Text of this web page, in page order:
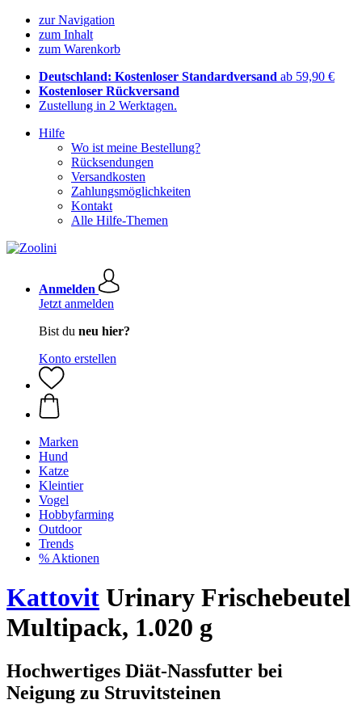
zur Navigation
zum Inhalt
zum Warenkorb
Deutschland: Kostenloser Standardversand ab 59,90 €
Kostenloser Rückversand
Zustellung in 2 Werktagen.
Hilfe
Wo ist meine Bestellung?
Rücksendungen
Versandkosten
Zahlungsmöglichkeiten
Kontakt
Alle Hilfe-Themen
Anmelden
Jetzt anmelden
Bist du neu hier?
Konto erstellen
Marken
Hund
Katze
Kleintier
Vogel
Hobbyfarming
Outdoor
Trends
% Aktionen
Kattovit Urinary Frischebeutel
Multipack, 1.020 g
Hochwertiges Diät-Nassfutter bei
Neigung zu Struvitsteinen